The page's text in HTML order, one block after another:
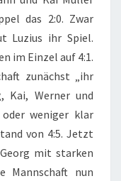
das 2:0. Zwar
Luzius ihr Spiel.
im Einzel auf 4:1.
zunächst „ihr
Kai, Werner und
weniger klar
von 4:5. Jetzt
mit starken
Mannschaft nun